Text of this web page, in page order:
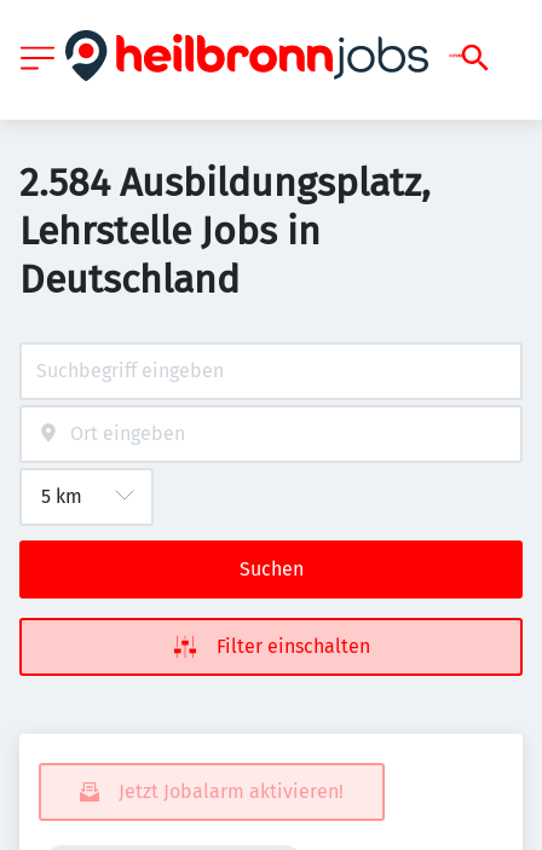
2.584 Ausbildungsplatz,
Lehrstelle Jobs in
Deutschland
Suchen
Filter einschalten
Jetzt Jobalarm aktivieren!